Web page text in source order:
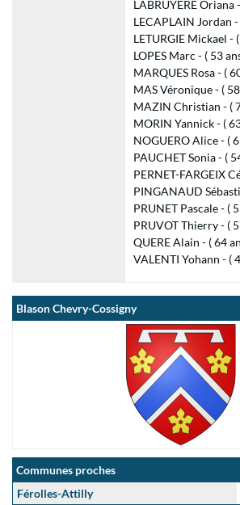
LABRUYERE Oriana
LECAPLAIN Jordan -
LETURGIE Mickael -
LOPES Marc - ( 53
MARQUES Rosa - (
MAS Véronique - (
MAZIN Christian - (
MORIN Yannick - (
NOGUERO Alice - (
PAUCHET Sonia - (
PERNET-FARGEIX
PINGANAUD
PRUNET Pascale - (
PRUVOT Thierry - (
QUERE Alain - ( 64
VALENTI Yohann - (
Blason Chevry-Cossigny
Communes proches
Férolles-Attilly